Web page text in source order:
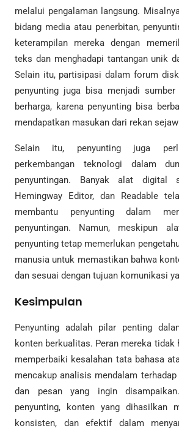
melalui pengalaman langsung.
bidang media atau penerbitan,
keterampilan mereka dengan
teks dan menghadapi tantangan unik
Selain itu, partisipasi dalam forum
penyunting juga bisa menjadi sumber
berharga, karena penyunting bisa
mendapatkan masukan dari rekan
Selain itu, penyunting juga
perkembangan teknologi dalam
penyuntingan. Banyak alat digital
Hemingway Editor, dan Readable
membantu penyunting dalam
penyuntingan. Namun, meskipun
penyunting tetap memerlukan
manusia untuk memastikan bahwa
dan sesuai dengan tujuan komunikasi
Kesimpulan
Penyunting adalah pilar penting
konten berkualitas. Peran mereka tidak
memperbaiki kesalahan tata bahasa
mencakup analisis mendalam
dan pesan yang ingin
penyunting, konten yang dihasilkan
konsisten, dan efektif dalam